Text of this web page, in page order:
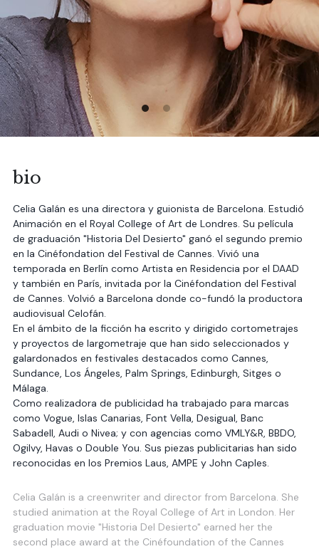
bio
Celia Galán es una directora y guionista de Barcelona. Estudió
Animación en el Royal College of Art de Londres. Su película
de graduación "Historia Del Desierto" ganó el segundo premio
en la Cinéfondation del Festival de Cannes. Vivió una
temporada en Berlín como Artista en Residencia por el DAAD
y también en París, invitada por la Cinéfondation del Festival
de Cannes. Volvió a Barcelona donde co-fundó la productora
audiovisual Celofán.
En el ámbito de la ficción ha escrito y dirigido cortometrajes
y proyectos de largometraje que han sido seleccionados y
galardonados en festivales destacados como Cannes,
Sundance, Los Ángeles, Palm Springs, Edinburgh, Sitges o
Málaga.
Como realizadora de publicidad ha trabajado para marcas
como Vogue, Islas Canarias, Font Vella, Desigual, Banc
Sabadell, Audi o Nivea; y con agencias como VMLY&R, BBDO,
Ogilvy, Havas o Double You. Sus piezas publicitarias han sido
reconocidas en los Premios Laus, AMPE y John Caples.
Celia Galán is a creenwriter and director from Barcelona. She
studied animation at the Royal College of Art in London. Her
graduation movie "Historia Del Desierto" earned her the
second place award at the Cinéfoundation of the Cannes